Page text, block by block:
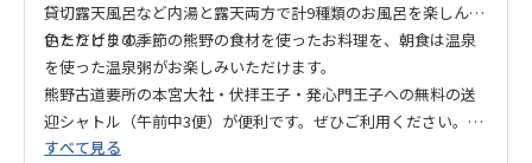
貸切露天風呂など内湯と露天両方で計9種類のお風呂を楽しんで
いただけます。
色とりどりの季節の熊野の食材を使ったお料理を、朝食は温泉
を使った温泉粥がお楽しみいただけます。
熊野古道要所の本宮大社・伏拝王子・発心門王子への無料の送
迎シャトル（午前中3便）が便利です。ぜひご利用ください。
すべて見る